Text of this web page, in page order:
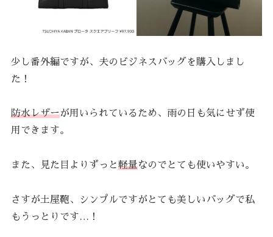
少し番外編ですが、夫のビジネスバッグを購入しまし
た！
防水レザーが用いられているため、雨の日も気にせず使
用できます。
また、見た目よりずっと軽量なのでとても使いやすい。
さすが土屋鞄、シンプルですがとても美しいバッグで私
もうっとりです…！